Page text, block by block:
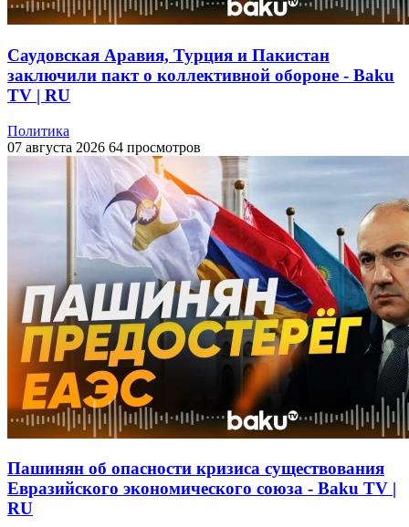
Саудовская Аравия, Турция и Пакистан
заключили пакт о коллективной обороне - Baku
TV | RU
Политика
07 августа 2026 64 просмотров
Пашинян об опасности кризиса существования
Евразийского экономического союза - Baku TV |
RU